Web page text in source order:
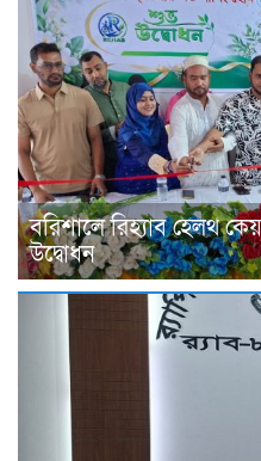
বরিশালে রিহ্যাব হেলথ
উদ্বোধন